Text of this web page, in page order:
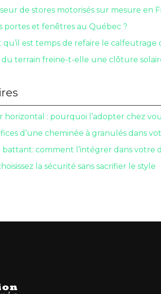
de stores motorisés sur mesure en
portes et fenêtres au Québec ?
qu’il est temps de refaire le calfeutrage
du terrain freine-t-elle une clôture
horizontal : pourquoi l’adopter chez
d’une cheminée à granulés dans
comment l’intégrer dans votre
la sécurité sans sacrifier le style